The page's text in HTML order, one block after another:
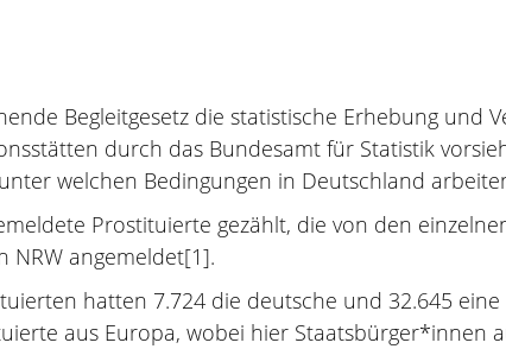
Begleitgesetz die statistische Erhebung und
durch das Bundesamt für Statistik
welchen Bedingungen in Deutschland
Prostituierte gezählt, die von den
NRW angemeldet[1].
hatten 7.724 die deutsche und 32.645
aus Europa, wobei hier Staatsbürger*innen